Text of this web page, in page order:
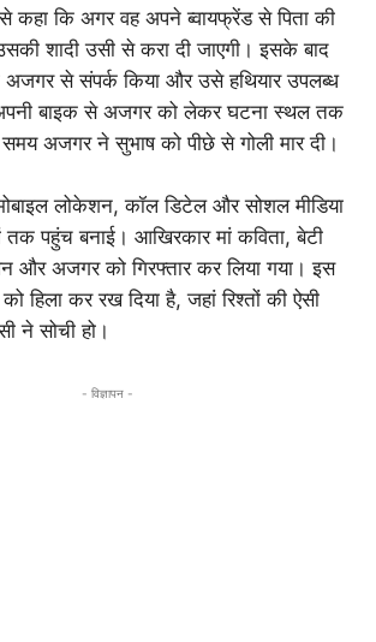
कहा कि अगर वह अपने ब्वायफ्रेंड से पिता की
शादी उसी से करा दी जाएगी। इसके बाद
अजगर से संपर्क किया और उसे हथियार उपलब्ध
बाइक से अजगर को लेकर घटना स्थल तक
अजगर ने सुभाष को पीछे से गोली मार दी।
लोकेशन, कॉल डिटेल और सोशल मीडिया
तक पहुंच बनाई। आखिरकार मां कविता, बेटी
और अजगर को गिरफ्तार कर लिया गया। इस
हिला कर रख दिया है, जहां रिश्तों की ऐसी
ने सोची हो।
- विज्ञापन -